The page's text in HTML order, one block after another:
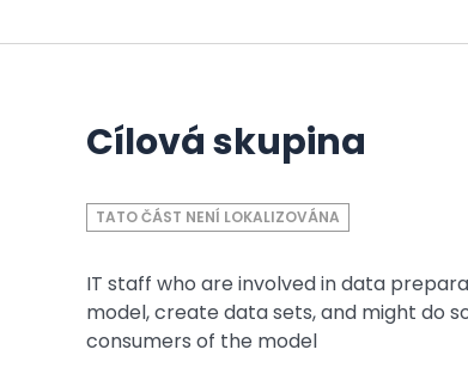
Cílová skupina
TATO ČÁST NENÍ LOKALIZOVÁNA
IT staff who are involved in data
model, create data sets, and might do
consumers of the model